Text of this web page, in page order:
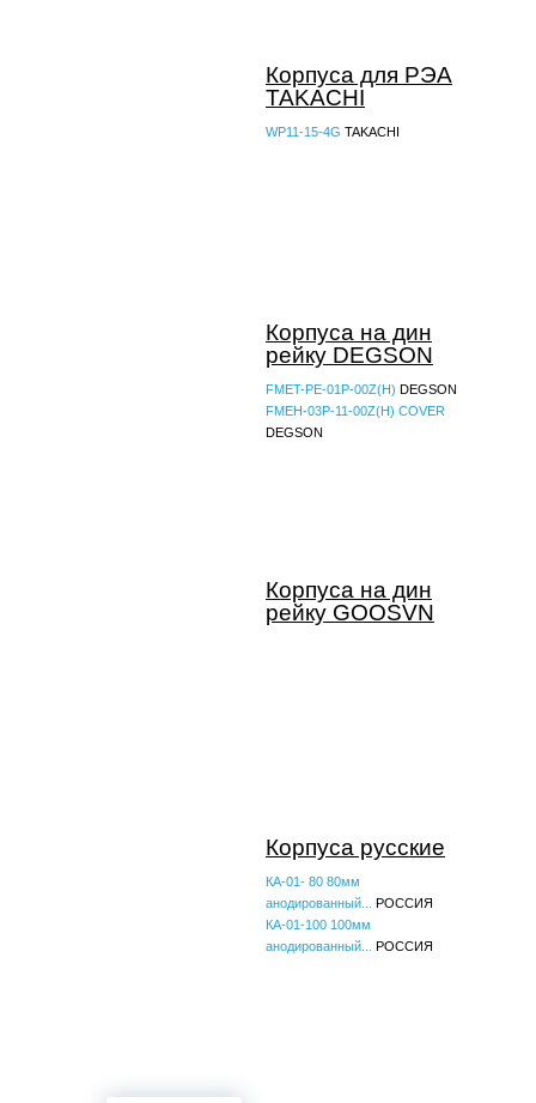
Корпуса для РЭА
TAKACHI
WP11-15-4G TAKACHI
Корпуса на дин
рейку DEGSON
FMET-PE-01P-00Z(H) DEGSON
FMEH-03P-11-00Z(H) COVER
DEGSON
Корпуса на дин
рейку GOOSVN
Корпуса русские
КА-01- 80 80мм
анодированный...
РОССИЯ
КА-01-100 100мм
анодированный...
РОССИЯ